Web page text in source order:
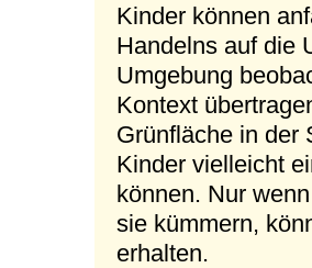
Kinder können
Handelns auf die
Umgebung
Kontext
Grünfläche in der
Kinder vielleicht
können. Nur
sie kümmern,
erhalten.